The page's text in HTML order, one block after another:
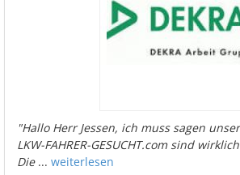
"Hallo Herr Jessen, ich muss sagen
LKW-FAHRER-GESUCHT.com sind
Die... weiterlesen